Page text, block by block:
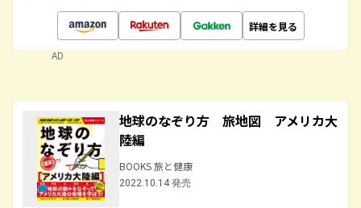
詳細を見る
AD
地球のなぞり方 旅地図 アメリカ大
陸編
BOOKS 旅と健康
2022.10.14 発売